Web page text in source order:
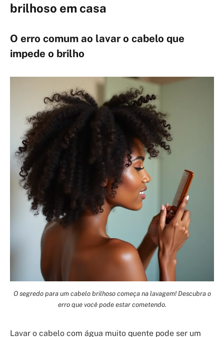
brilhoso em casa
O erro comum ao lavar o cabelo que
impede o brilho
O segredo para um cabelo brilhoso começa na lavagem! Descubra o
erro que você pode estar cometendo.
Lavar o cabelo com água muito quente pode ser um